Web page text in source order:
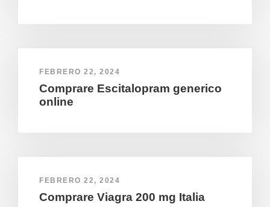
FEBRERO 22, 2024
Comprare Escitalopram generico
online
FEBRERO 22, 2024
Comprare Viagra 200 mg Italia